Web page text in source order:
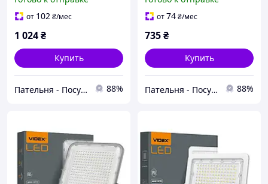
IP54 Videx
от 102₴/мес
1 024₴
Купить
Пательня - Посуд та все для дому 88%
от74₴/мес
735₴
Купить
Пательня - Посуд та все для дому 88%